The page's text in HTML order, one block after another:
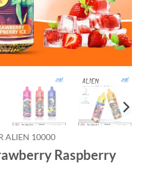
ALIEN 10000
Raspberry